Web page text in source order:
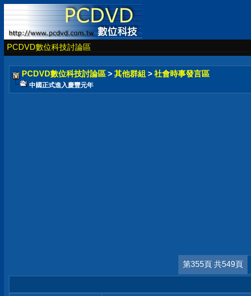
PCDVD數位科技討論區
PCDVD數位科技討論區 > 其他群組 > 社會時事發言區
中國正式進入慶豐元年
第355頁 共549頁